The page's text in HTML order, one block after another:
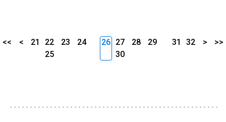
<< < 21 22 23
24
25
26 27 28
29
30
31 32 > >>